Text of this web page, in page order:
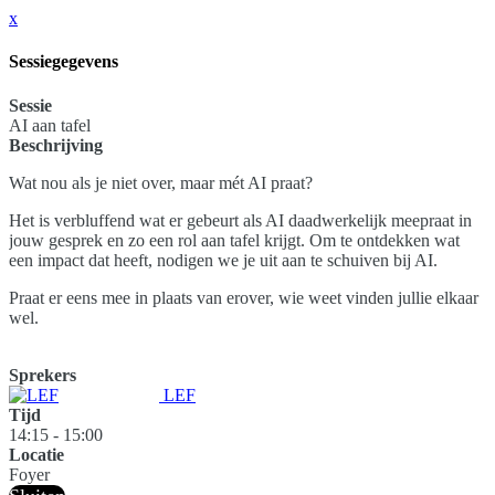
x
Sessiegegevens
Sessie
AI aan tafel
Beschrijving
Wat nou als je niet over, maar mét AI praat?
Het is verbluffend wat er gebeurt als AI daadwerkelijk meepraat in
jouw gesprek en zo een rol aan tafel krijgt. Om te ontdekken wat
een impact dat heeft, nodigen we je uit aan te schuiven bij AI.
Praat er eens mee in plaats van erover, wie weet vinden jullie elkaar
wel.
Sprekers
LEF
Tijd
14:15 - 15:00
Locatie
Foyer